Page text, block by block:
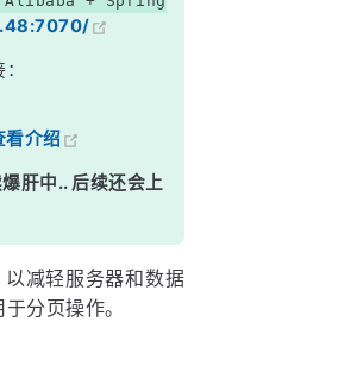
看介绍
肝中.. 后续还会上
减轻服务器和数据
分页操作。